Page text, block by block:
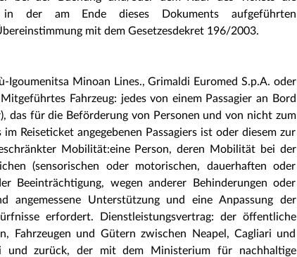
in der am Ende dieses Dokuments aufgeführten
mit dem Gesetzesdekret 196/2003.
Minoan Lines., Grimaldi Euromed S.p.A. oder
Fahrzeug: jedes von einem Passagier an Bord
das für die Beförderung von Personen und von nicht zum
Reiseticket angegebenen Passagiers ist oder diesem zur
Mobilität:eine Person, deren Mobilität bei der
(sensorischen oder motorischen, dauerhaften oder
Beeinträchtigung, wegen anderer Behinderungen oder
Unterstützung und eine Anpassung der
erfordert. Dienstleistungsvertrag: der öffentliche
Fahrzeugen und Gütern zwischen Neapel, Cagliari und
und zurück, der mit dem Ministerium für nachhaltige